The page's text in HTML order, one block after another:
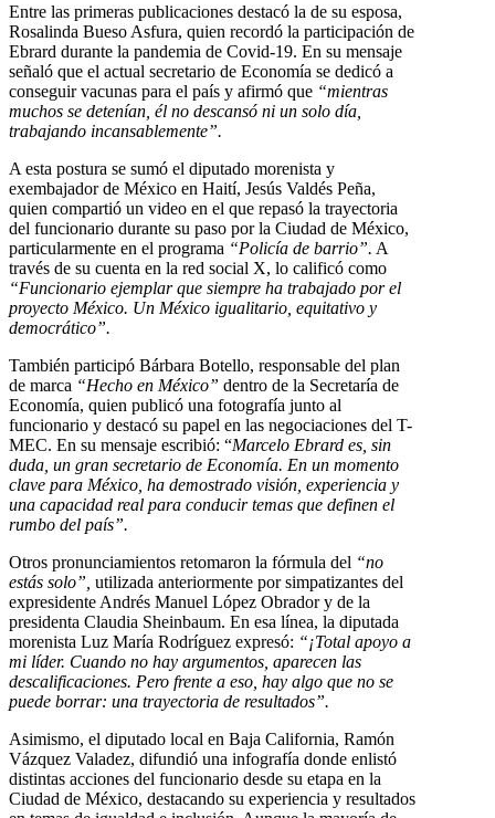
Entre las primeras publicaciones destacó la de su esposa,
Rosalinda Bueso Asfura, quien recordó la participación de
Ebrard durante la pandemia de Covid-19. En su mensaje
señaló que el actual secretario de Economía se dedicó a
conseguir vacunas para el país y afirmó que “mientras
muchos se detenían, él no descansó ni un solo día,
trabajando incansablemente”.
A esta postura se sumó el diputado morenista y
exembajador de México en Haití, Jesús Valdés Peña,
quien compartió un video en el que repasó la trayectoria
del funcionario durante su paso por la Ciudad de México,
particularmente en el programa “Policía de barrio”. A
través de su cuenta en la red social X, lo calificó como
“Funcionario ejemplar que siempre ha trabajado por el
proyecto México. Un México igualitario, equitativo y
democrático”.
También participó Bárbara Botello, responsable del plan
de marca “Hecho en México” dentro de la Secretaría de
Economía, quien publicó una fotografía junto al
funcionario y destacó su papel en las negociaciones del T-
MEC. En su mensaje escribió: “Marcelo Ebrard es, sin
duda, un gran secretario de Economía. En un momento
clave para México, ha demostrado visión, experiencia y
una capacidad real para conducir temas que definen el
rumbo del país”.
Otros pronunciamientos retomaron la fórmula del “no
estás solo”, utilizada anteriormente por simpatizantes del
expresidente Andrés Manuel López Obrador y de la
presidenta Claudia Sheinbaum. En esa línea, la diputada
morenista Luz María Rodríguez expresó: “¡Total apoyo a
mi líder. Cuando no hay argumentos, aparecen las
descalificaciones. Pero frente a eso, hay algo que no se
puede borrar: una trayectoria de resultados”.
Asimismo, el diputado local en Baja California, Ramón
Vázquez Valadez, difundió una infografía donde enlistó
distintas acciones del funcionario desde su etapa en la
Ciudad de México, destacando su experiencia y resultados